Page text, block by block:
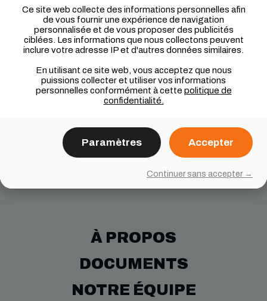
Intérêt marqué pour les sports à roues /
environnement FlowParc = un vrai atout
Statut: candidature spontanée bien accueillie.
Lieu: Chantiers partout au Québec
(déplacements fréquents).
À PROPOS
DOCUMENTS
NOTRE ÉQUIPE
Ce site web collecte des informations personnelles afin
de vous fournir une expérience de navigation
personnalisée et de vous proposer des publicités
ciblées. Les informations que nous collectons peuvent
inclure votre adresse IP et d'autres données similaires.
En utilisant ce site web, vous acceptez que nous
puissions collecter et utiliser vos informations
personnelles conformément à cette politique de
confidentialité.
Paramètres Accepter
Continuer sans accepter →